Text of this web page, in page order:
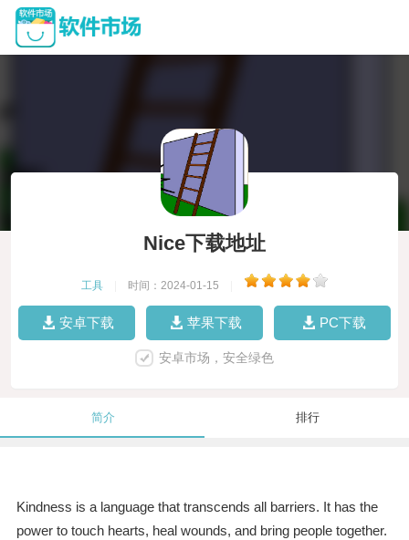
Nice下载地址
工具 时间：2024-01-15
安卓下载 苹果下载 PC下载
安卓市场，安全绿色
简介 排行
Kindness is a language that transcends all barriers. It has the
power to touch hearts, heal wounds, and bring people together.